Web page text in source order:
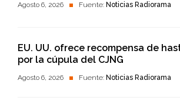
Agosto 6, 2026 Fuente: Noticias Radiorama
EU. UU. ofrece recompensa de
por la cúpula del CJNG
Agosto 6, 2026 Fuente: Noticias Radiorama